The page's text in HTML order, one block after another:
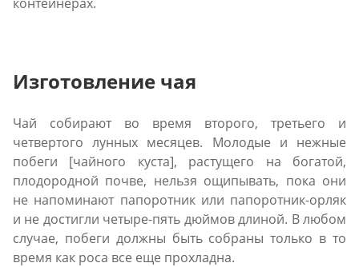
Изготовление чая
Чай собирают во время второго, третьего и
четвертого лунных месяцев. Молодые и нежные
побеги [чайного куста], растущего на богатой,
плодородной почве, нельзя ощипывать, пока они
не напоминают папоротник или папоротник-орляк
и не достигли четыре-пять дюймов длиной. В любом
случае, побеги должны быть собраны только в то
время как роса все еще прохладна.